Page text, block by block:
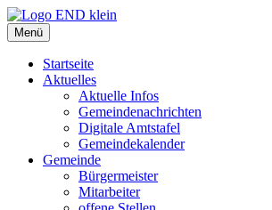
Zum
Inhalt
springen
Menü
Startseite
Aktuelles
Aktuelle Infos
Gemeindenachrichten
Digitale Amtstafel
Gemeindekalender
Gemeinde
Bürgermeister
Mitarbeiter